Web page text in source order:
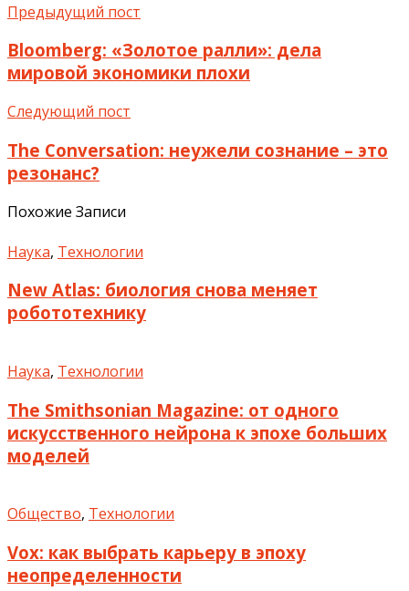
Предыдущий пост
Bloomberg: «Золотое ралли»: дела
мировой экономики плохи
Следующий пост
The Conversation: неужели сознание – это
резонанс?
Похожие Записи
Наука, Технологии
New Atlas: биология снова меняет
робототехнику
Наука, Технологии
The Smithsonian Magazine: от одного
искусственного нейрона к эпохе больших
моделей
Общество, Технологии
Vox: как выбрать карьеру в эпоху
неопределенности